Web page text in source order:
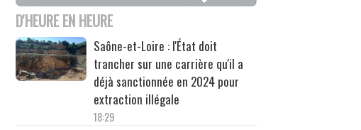
D'HEURE EN HEURE
Saône-et-Loire : l'État doit
trancher sur une carrière qu'il a
déjà sanctionnée en 2024 pour
extraction illégale
18:29